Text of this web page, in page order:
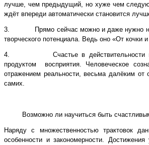
лучше, чем предыдущий, но хуже чем
ждёт впереди автоматически становится
3. Прямо сейчас можно и даже нужно
творческого потенциала. Ведь оно «От
4. Счастье в действительности не
продуктом восприятия. Человеческое
отражением реальности, весьма далёким от
самих.
Возможно ли научиться быть
Наряду с множественностью трактовок
особенности и закономерности.